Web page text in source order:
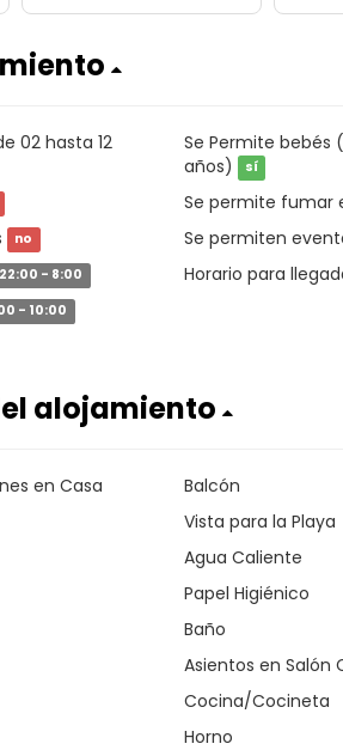
02 hasta 12
Se Permite bebés
años)
sí
Se permite fumar
no Se permiten
22:00 - 8:00 Horario para
- 10:00
alojamiento
en Casa
Balcón
Vista para la Playa
Agua Caliente
Papel Higiénico
Baño
Asientos en Salón
Cocina/Cocineta
Horno